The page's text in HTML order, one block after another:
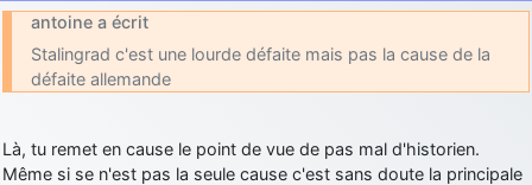
d9pouces: cette fois, c'est le Brésil et Singapour qui mettent le site
par terre
jericho : Ah ben je peux te confirmer que j'étais resté dans le filtre…
manifestement
antoine a écrit
Stalingrad c'est une lourde défaite mais pas la cause de la
défaite allemande
Là, tu remet en cause le point de vue de pas mal d'historien.
Même si se n'est pas la seule cause c'est sans doute la principale